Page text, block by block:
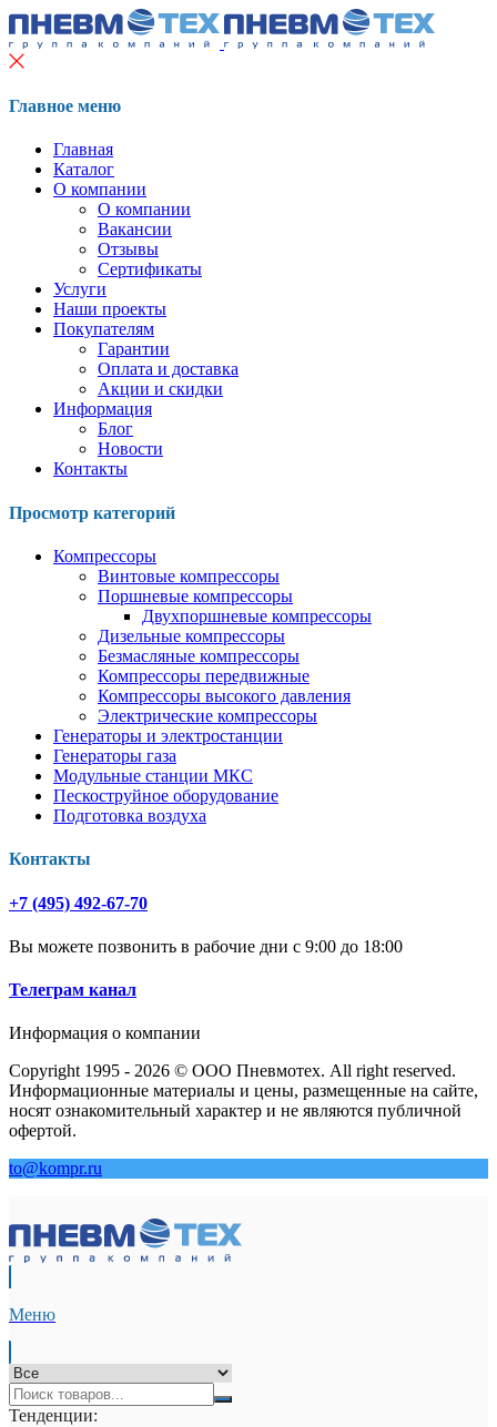
Главное меню
Главная
Каталог
О компании
О компании
Вакансии
Отзывы
Сертификаты
Услуги
Наши проекты
Покупателям
Гарантии
Оплата и доставка
Акции и скидки
Информация
Блог
Новости
Контакты
Просмотр категорий
Компрессоры
Винтовые компрессоры
Поршневые компрессоры
Двухпоршневые компрессоры
Дизельные компрессоры
Безмасляные компрессоры
Компрессоры передвижные
Компрессоры высокого давления
Электрические компрессоры
Генераторы и электростанции
Генераторы газа
Модульные станции МКС
Пескоструйное оборудование
Подготовка воздуха
Контакты
+7 (495) 492-67-70
Вы можете позвонить в рабочие дни с 9:00 до 18:00
Телеграм канал
Информация о компании
Copyright 1995 - 2026 © ООО Пневмотех. All right reserved.
Информационные материалы и цены, размещенные на сайте,
носят ознакомительный характер и не являются публичной
офертой.
to@kompr.ru
Меню
Тенденции: